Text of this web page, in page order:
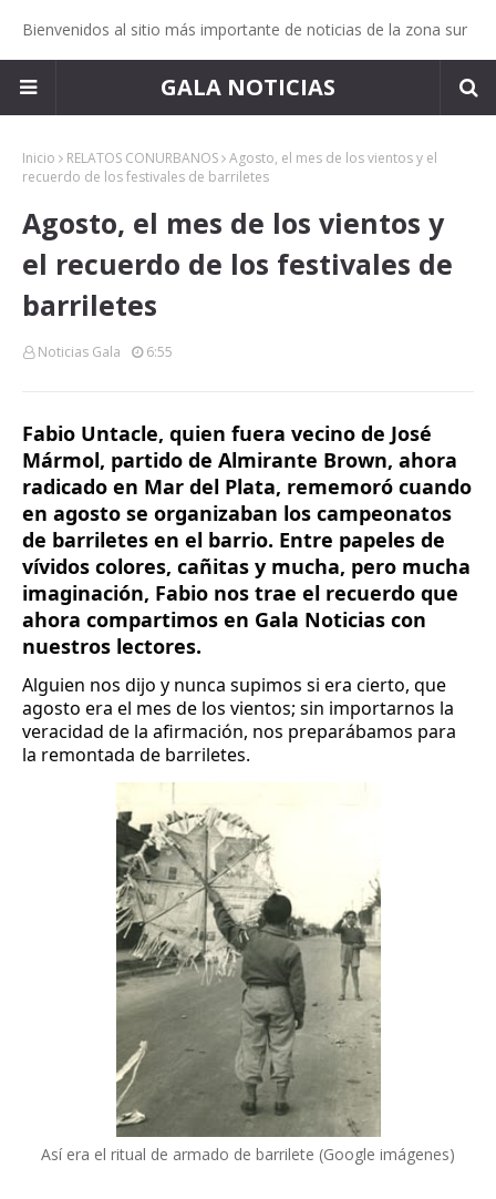
Bienvenidos al sitio más importante de noticias de la zona sur
GALA NOTICIAS
Inicio RELATOS CONURBANOS Agosto, el mes de los vientos y el
recuerdo de los festivales de barriletes
Agosto, el mes de los vientos y
el recuerdo de los festivales de
barriletes
Noticias Gala 6:55
Fabio Untacle, quien fuera vecino de José
Mármol, partido de Almirante Brown, ahora
radicado en Mar del Plata, rememoró cuando
en agosto se organizaban los campeonatos
de barriletes en el barrio. Entre papeles de
vívidos colores, cañitas y mucha, pero mucha
imaginación, Fabio nos trae el recuerdo que
ahora compartimos en Gala Noticias con
nuestros lectores.
Alguien nos dijo y nunca supimos si era cierto, que
agosto era el mes de los vientos; sin importarnos la
veracidad de la afirmación, nos preparábamos para
la remontada de barriletes.
Así era el ritual de armado de barrilete (Google imágenes)